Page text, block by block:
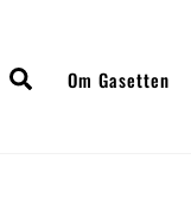
SearchOm Gasetten